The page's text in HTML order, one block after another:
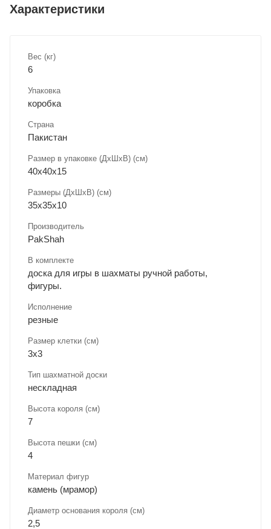
Характеристики
Вес (кг)
6
Упаковка
коробка
Страна
Пакистан
Размер в упаковке (ДхШxВ) (см)
40х40х15
Размеры (ДxШxВ) (см)
35х35х10
Производитель
PakShah
В комплекте
доска для игры в шахматы ручной работы,
фигуры.
Исполнение
резные
Размер клетки (см)
3х3
Тип шахматной доски
нескладная
Высота короля (см)
7
Высота пешки (см)
4
Материал фигур
камень (мрамор)
Диаметр основания короля (см)
2,5